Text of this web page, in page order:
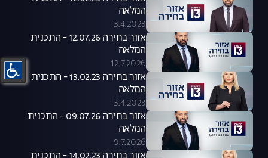
המלאה
3.4.2023
אזור בחירה 12.07.26 - התכנית
המלאה
12.7.2026
אזור בחירה 13.02.23 - התכנית
המלאה
3.4.2023
אזור בחירה 09.07.26 - התכנית
המלאה
9.7.2026